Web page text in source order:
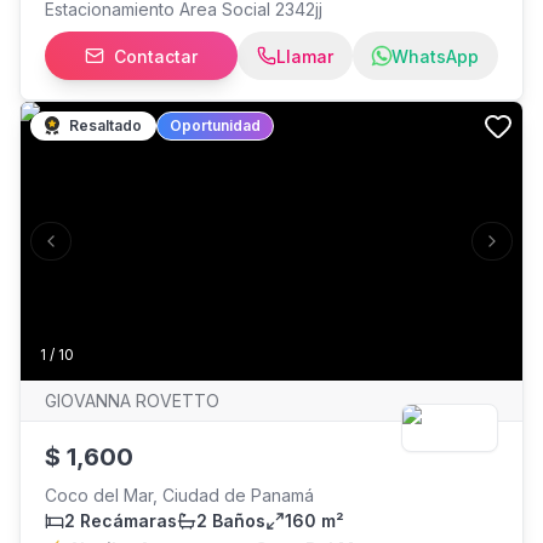
Estacionamiento Area Social 2342jj
Contactar Llamar WhatsApp
1 / 10
Previous slide Next
Resaltado Oportunidad
GIOVANNA ROVETTO
$ 1,600
Coco del Mar, Ciudad de Panamá
2 Recámaras
2 Baños
160 m²